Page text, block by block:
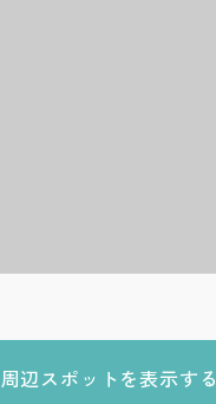
周辺スポットを表示する